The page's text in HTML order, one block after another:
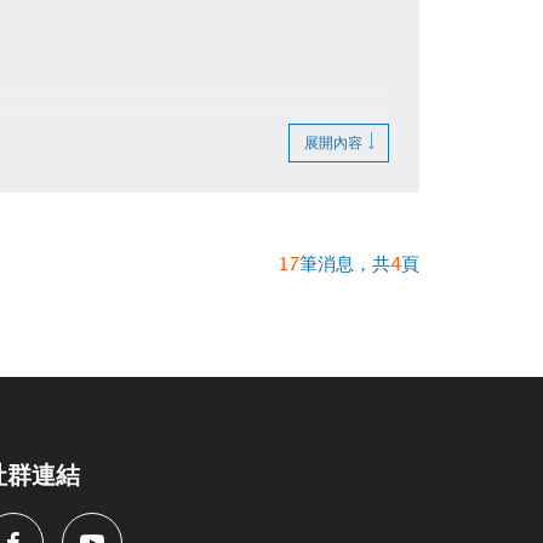
展開內容
17筆消息，共4 頁
群連結
FacebookYoutube